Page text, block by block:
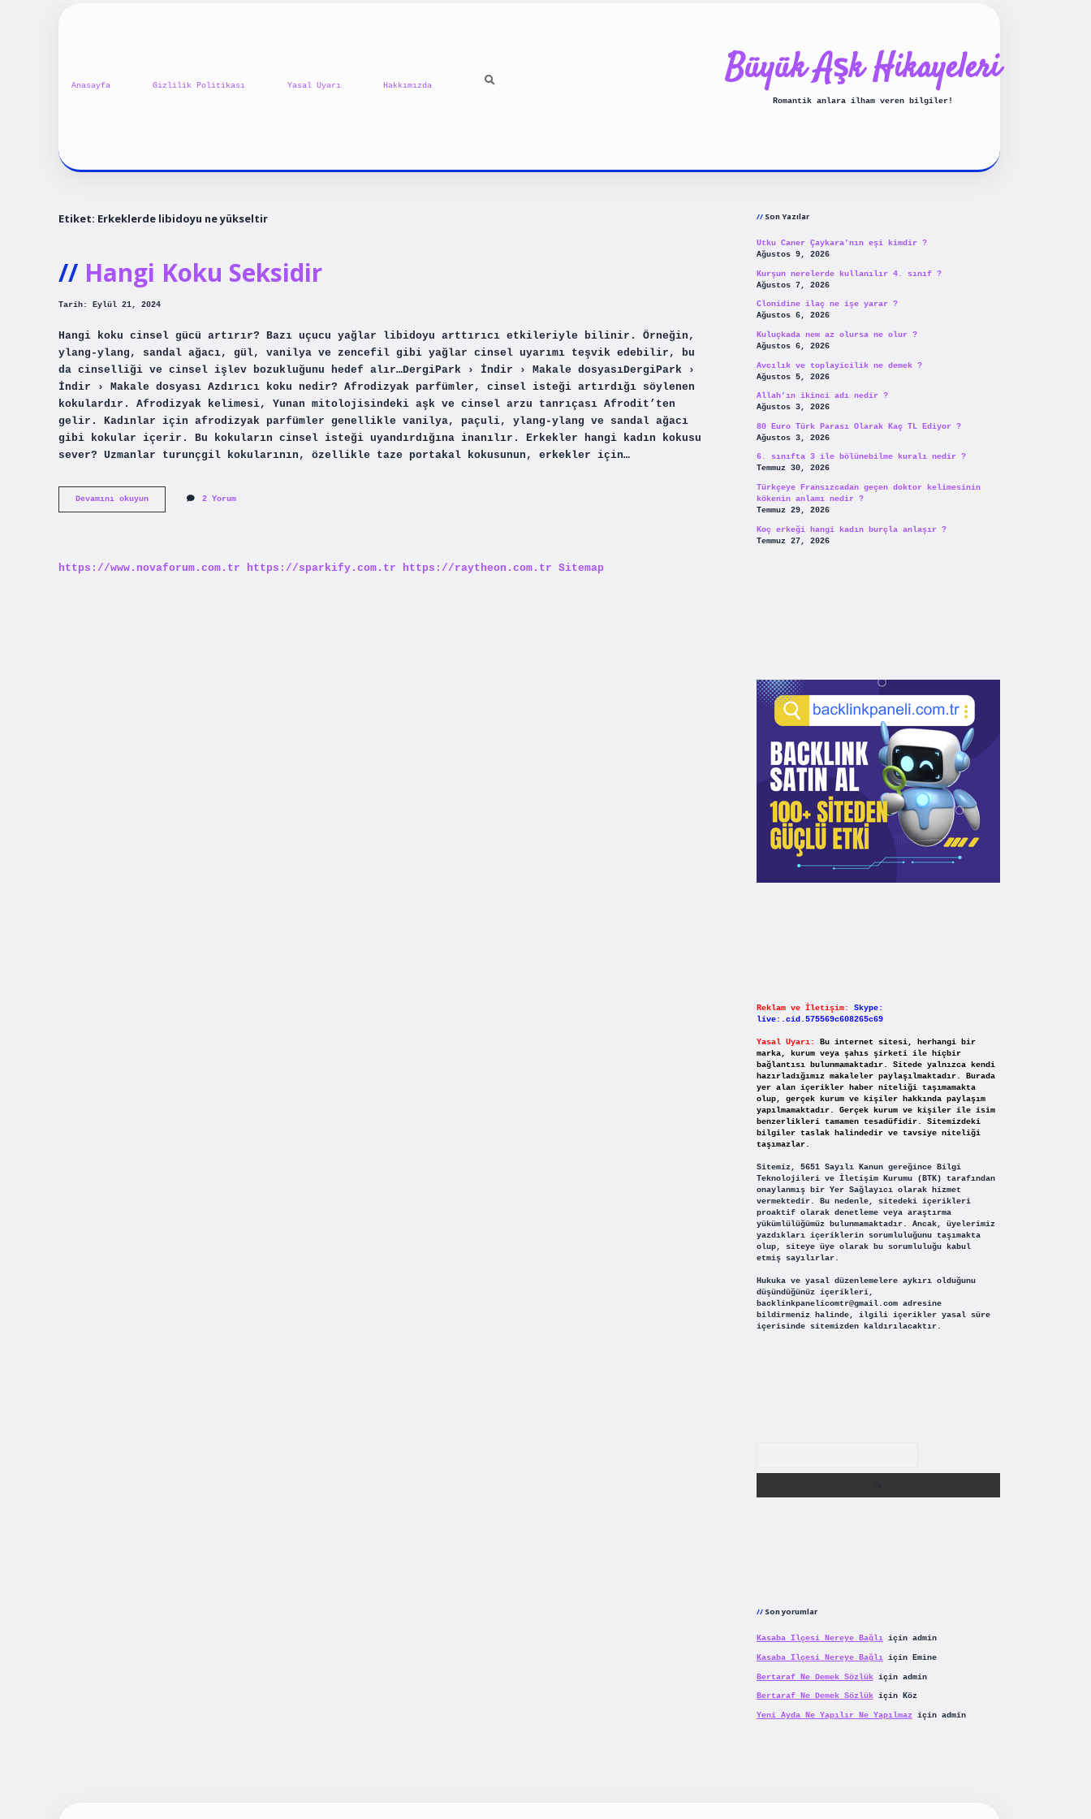
Anasayfa Gizlilik Politikası Yasal Uyarı Hakkımızda Büyük Aşk Hikayeleri
Romantik anlara ilham veren bilgiler!
Etiket: Erkeklerde libidoyu ne yükseltir
Hangi Koku Seksidir
Tarih: Eylül 21, 2024
Hangi koku cinsel gücü artırır? Bazı uçucu yağlar libidoyu arttırıcı etkileriyle bilinir. Örneğin,
ylang-ylang, sandal ağacı, gül, vanilya ve zencefil gibi yağlar cinsel uyarımı teşvik edebilir, bu
da cinselliği ve cinsel işlev bozukluğunu hedef alır…DergiPark › İndir › Makale dosyasıDergiPark ›
İndir › Makale dosyası Azdırıcı koku nedir? Afrodizyak parfümler, cinsel isteği artırdığı söylenen
kokulardır. Afrodizyak kelimesi, Yunan mitolojisindeki aşk ve cinsel arzu tanrıçası Afrodit’ten
gelir. Kadınlar için afrodizyak parfümler genellikle vanilya, paçuli, ylang-ylang ve sandal ağacı
gibi kokular içerir. Bu kokuların cinsel isteği uyandırdığına inanılır. Erkekler hangi kadın kokusu
sever? Uzmanlar turunçgil kokularının, özellikle taze portakal kokusunun, erkekler için…
Devamını okuyunHangi
Koku
2 Yorum
https://www.novaforum.com.tr https://sparkify.com.tr https://raytheon.com.tr Sitemap
Son Yazılar
Utku Caner Çaykara’nın eşi kimdir ?
Ağustos 9, 2026
Kurşun nerelerde kullanılır 4. sınıf ?
Ağustos 7, 2026
Clonidine ilaç ne işe yarar ?
Ağustos 6, 2026
Kuluçkada nem az olursa ne olur ?
Ağustos 6, 2026
Avcılık ve toplayicilik ne demek ?
Ağustos 5, 2026
Allah’ın ikinci adı nedir ?
Ağustos 3, 2026
80 Euro Türk Parası Olarak Kaç TL Ediyor ?
Ağustos 3, 2026
6. sınıfta 3 ile bölünebilme kuralı nedir ?
Temmuz 30, 2026
Türkçeye Fransızcadan geçen doktor kelimesinin
kökenin anlamı nedir ?
Temmuz 29, 2026
Koç erkeği hangi kadın burçla anlaşır ?
Temmuz 27, 2026
Reklam ve İletişim:
Skype:
live:.cid.575569c608265c69
Yasal Uyarı:
Bu internet sitesi, herhangi bir
marka, kurum veya şahıs şirketi ile hiçbir
bağlantısı bulunmamaktadır. Sitede yalnızca kendi
hazırladığımız makaleler paylaşılmaktadır. Burada
yer alan içerikler haber niteliği taşımamakta
olup, gerçek kurum ve kişiler hakkında paylaşım
yapılmamaktadır. Gerçek kurum ve kişiler ile isim
benzerlikleri tamamen tesadüfidir. Sitemizdeki
bilgiler taslak halindedir ve tavsiye niteliği
taşımazlar.
Sitemiz, 5651 Sayılı Kanun gereğince Bilgi
Teknolojileri ve İletişim Kurumu (BTK) tarafından
onaylanmış bir Yer Sağlayıcı olarak hizmet
vermektedir. Bu nedenle, sitedeki içerikleri
proaktif olarak denetleme veya araştırma
yükümlülüğümüz bulunmamaktadır. Ancak, üyelerimiz
yazdıkları içeriklerin sorumluluğunu taşımakta
olup, siteye üye olarak bu sorumluluğu kabul
etmiş sayılırlar.
Hukuka ve yasal düzenlemelere aykırı olduğunu
düşündüğünüz içerikleri,
backlinkpanelicomtr@gmail.comadresine
bildirmeniz halinde, ilgili içerikler yasal süre
içerisinde sitemizden kaldırılacaktır.
Son yorumlar
Kasaba Ilçesi Nereye Bağlıiçin admin
Kasaba Ilçesi Nereye Bağlıiçin Emine
Bertaraf Ne Demek Sözlükiçin admin
Bertaraf Ne Demek Sözlükiçin Köz
Yeni Ayda Ne Yapılır Ne Yapılmaziçin admin